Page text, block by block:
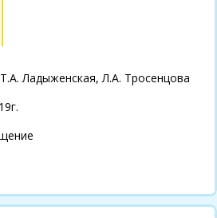
Ладыженская, Л.А. Тросенцова